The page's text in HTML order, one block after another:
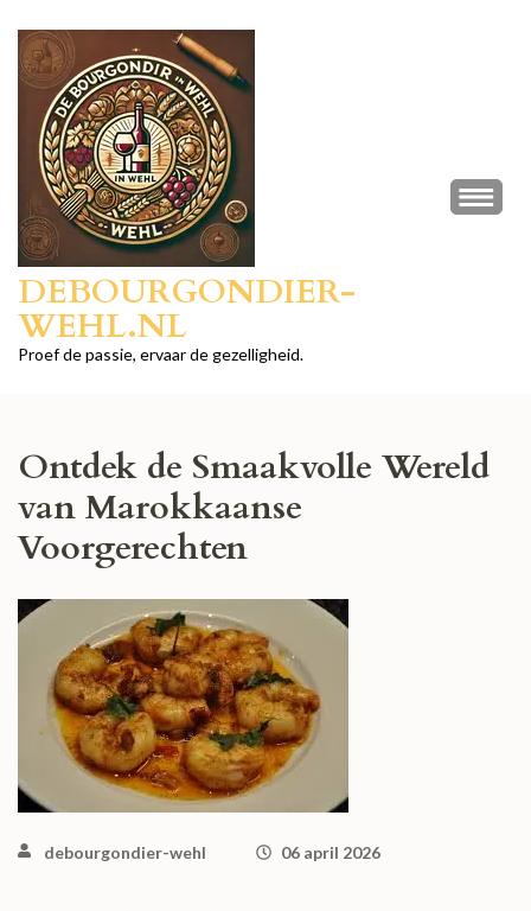
naar
inhoud
Enter)
DEBOURGONDIER-
WEHL.NL
Proef de passie, ervaar de gezelligheid.
Ontdek de Smaakvolle Wereld
van Marokkaanse
Voorgerechten
debourgondier-wehl 06 april 2026